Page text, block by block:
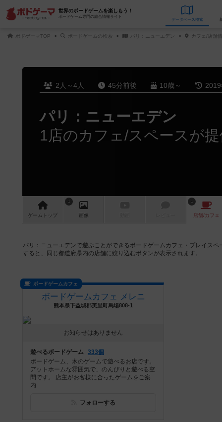
世界のボードゲームを楽しもう！
ボードゲーム専門の総合情報サイト
データベース
ボドゲーマTOP ボードゲームの検索 パリ：ニューエデン カフェ/店舗
2人～4人 45分前後 10歳～ 2019
パリ：ニューエデン
1店のカフェ/スペースが提
ゲーム トップ
1
画像
1
店舗/カフェ
パリ：ニューエデンで遊ぶことができるボードゲームカフェ・プレイス
すると、同じ都道府県内の店舗に絞り込むボタンが表示されます。
ボードゲームカフェ
ボードゲームカフェ メレニ
熊本県下益城郡美里町馬場808-1
お知らせはありません
遊べるボードゲーム 333個
ボードゲーム、木のゲームで遊べるお店です。
アットホームな雰囲気で、のんびりと遊べる空
間です。 店主がお客様に合ったゲームをご案
内...
フォローする